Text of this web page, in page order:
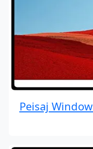
Peisaj